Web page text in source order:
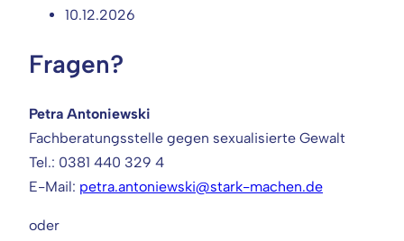
10.12.2026
Fragen?
Petra Antoniewski
Fachberatungsstelle gegen sexualisierte Gewalt
Tel.: 0381 440 329 4
E-Mail: petra.antoniewski@stark-machen.de
oder